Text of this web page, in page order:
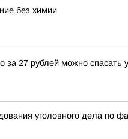
без химии
за 27 рублей можно спасать
уголовного дела по